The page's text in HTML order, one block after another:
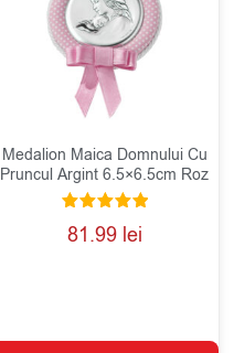
Medalion Maica Domnului Cu
Pruncul Argint 6.5×6.5cm Roz
Evaluat la
5.00
81.99 lei